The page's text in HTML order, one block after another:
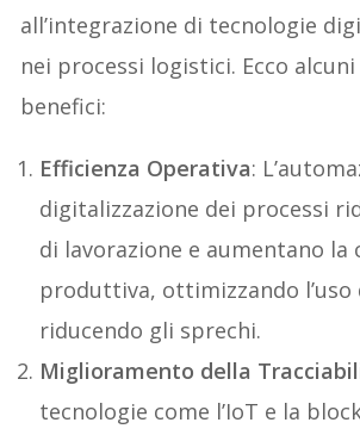
all’integrazione di tecnologie
nei processi logistici. Ecco
benefici:
Efficienza Operativa:
digitalizzazione dei processi
di lavorazione e aumentano la
produttiva, ottimizzando l’uso
riducendo gli sprechi.
Miglioramento della
tecnologie come l’IoT e la